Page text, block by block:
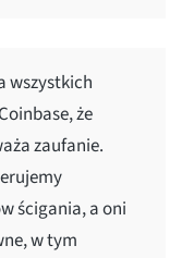
wszystkich
że
zaufanie.
ścigania, a oni
w tym